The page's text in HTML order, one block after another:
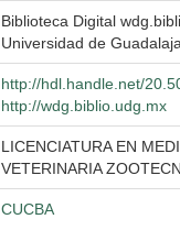
Biblioteca Digital
Universidad de
http://hdl.handle.net/
http://wdg.biblio.udg.mx
LICENCIATURA EN
VETERINARIA
CUCBA